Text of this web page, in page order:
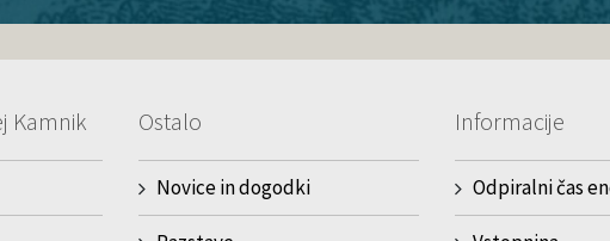
Kamnik Ostalo
Novice in dogodki
Informacije
Odpiralni čas